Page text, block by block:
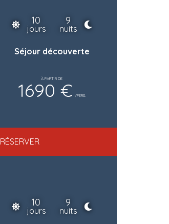
10
jours
9
nuits
Séjour découverte
À PARTIR DE
1690 € /PERS.
RÉSERVER
10
jours
9
nuits